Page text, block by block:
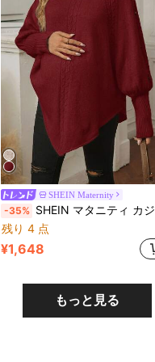
SHEIN Maternity
-35% SHEIN マタニティ カジュアル 無地 タートルネック ポンチョ セーター 秋冬
残り 4 点
¥1,648
もっと見る